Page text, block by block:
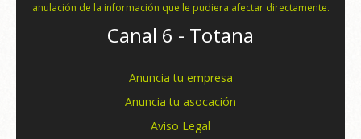
anulación de la información que le pudiera afectar directamente.
Canal 6 - Totana
Anuncia tu empresa
Anuncia tu asocación
Aviso Legal